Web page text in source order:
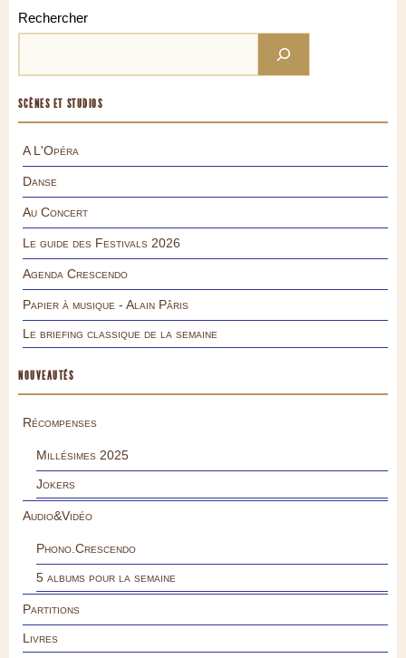
Rechercher
SCÈNES ET STUDIOS
A L'Opéra
Danse
Au Concert
Le guide des Festivals 2026
Agenda Crescendo
Papier à musique - Alain Pâris
Le briefing classique de la semaine
NOUVEAUTÉS
Récompenses
Millésimes 2025
Jokers
Audio&Vidéo
Phono.Crescendo
5 albums pour la semaine
Partitions
Livres